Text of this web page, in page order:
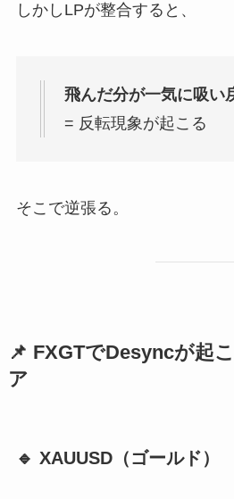
しかしLPが整合すると、
飛んだ分が一気に吸い
= 反転現象が起こる
そこで逆張る。
📌 FXGTでDesyncが起
ア
🔹 XAUUSD（ゴールド）